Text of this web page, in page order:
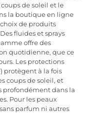
de soleil et le
la boutique en ligne
de produits
fluides et sprays
offre des
quotidienne, que ce
Les protections
protègent à la fois
coups de soleil, et
profondément dans la
Pour les peaux
parfum ni autres